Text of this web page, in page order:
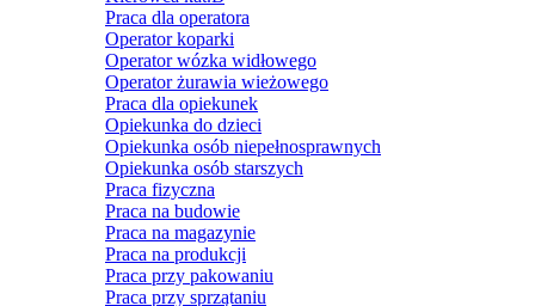
Praca dla operatora
Operator koparki
Operator wózka widłowego
Operator żurawia wieżowego
Praca dla opiekunek
Opiekunka do dzieci
Opiekunka osób niepełnosprawnych
Opiekunka osób starszych
Praca fizyczna
Praca na budowie
Praca na magazynie
Praca na produkcji
Praca przy pakowaniu
Praca przy sprzątaniu